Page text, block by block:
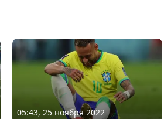
05:43, 25 ноября 2022